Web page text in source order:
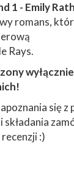
1 - Emily
romans,
Rays.
się z
składania
:)